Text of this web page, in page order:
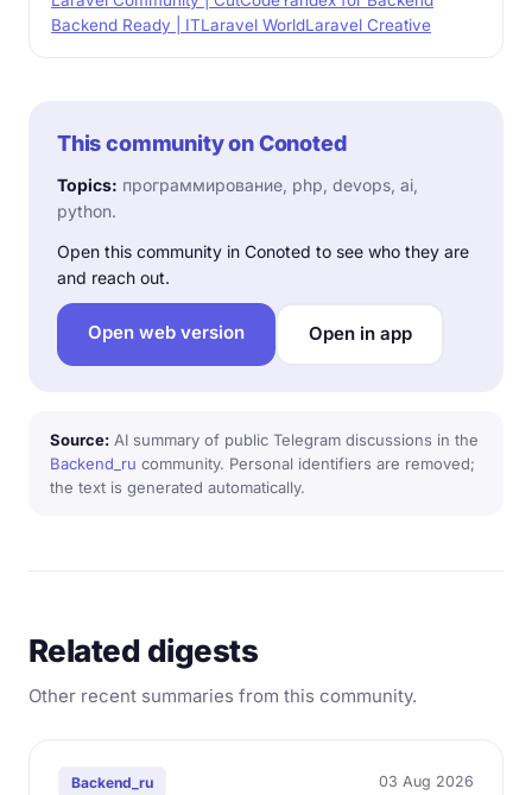
Backend Ready | ITLaravel WorldLaravel Creative
This community on Conoted
Topics: программирование, php, devops, ai,
python.
Open this community in Conoted to see who they are
and reach out.
Open web version Open in app
Source: AI summary of public Telegram discussions in the
Backend_ru community. Personal identifiers are removed;
the text is generated automatically.
Related digests
Other recent summaries from this community.
Backend_ru 03 Aug 2026